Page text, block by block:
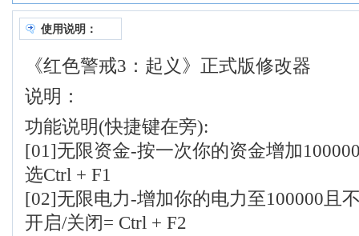
使用说明：
《红色警戒3：起义》正式版修改器
说明：
功能说明(快捷键在旁):
[01]无限资金-按一次你的资金增加
选Ctrl + F1
[02]无限电力-增加你的电力至100000且
开启/关闭= Ctrl + F2